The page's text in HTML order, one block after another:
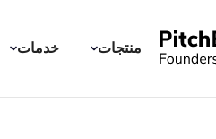
منتجات خدمات